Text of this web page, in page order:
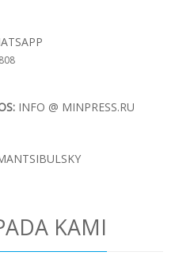
INFO @ MINPRESS.RU
KAMI